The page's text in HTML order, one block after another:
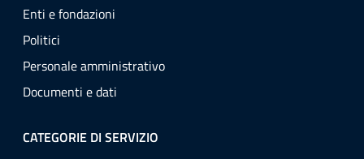
Enti e fondazioni
Politici
Personale amministrativo
Documenti e dati
CATEGORIE DI SERVIZIO